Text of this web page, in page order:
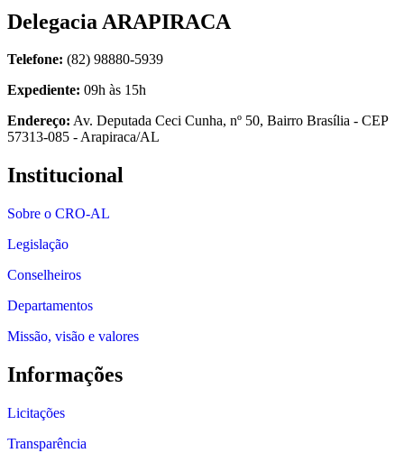
Delegacia ARAPIRACA
Telefone: (82) 98880-5939
Expediente: 09h às 15h
Endereço: Av. Deputada Ceci Cunha, nº 50, Bairro Brasília - CEP
57313-085 - Arapiraca/AL
Institucional
Sobre o CRO-AL
Legislação
Conselheiros
Departamentos
Missão, visão e valores
Informações
Licitações
Transparência